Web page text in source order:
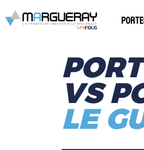
VS
LE